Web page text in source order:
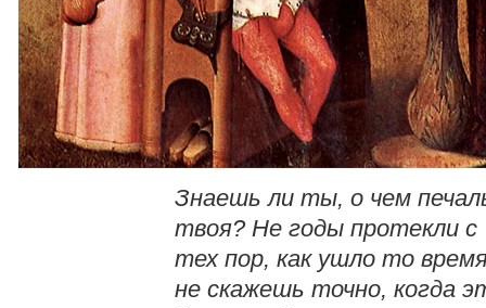
Знаешь ли ты, о чем
твоя? Не годы протекли с
тех пор, как ушло то
не скажешь точно, когда